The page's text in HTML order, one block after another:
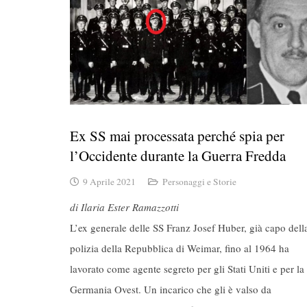
Ex SS mai processata perché spia per
l’Occidente durante la Guerra Fredda
9 Aprile 2021 Personaggi e Storie
di Ilaria Ester Ramazzotti
L’ex generale delle SS Franz Josef Huber, già capo
polizia della Repubblica di Weimar, fino al 1964 ha
lavorato come agente segreto per gli Stati Uniti e per la
Germania Ovest. Un incarico che gli è valso da